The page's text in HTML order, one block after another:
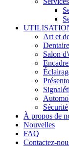
Art et
Dentaire
Salon
Sécurité
À propos de
Nouvelles
FAQ
Contactez-